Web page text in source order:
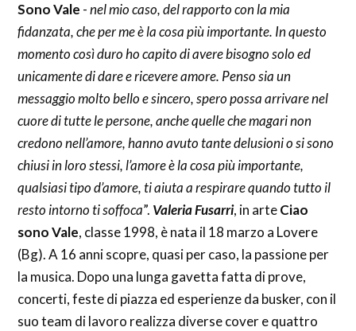
Sono Vale -nel mio caso, del rapporto con la mia
fidanzata, che per me è la cosa più importante. In questo
momento così duro ho capito di avere bisogno solo ed
unicamente di dare e ricevere amore. Penso sia un
messaggio molto bello e sincero, spero possa arrivare nel
cuore di tutte le persone, anche quelle che magari non
credono nell’amore, hanno avuto tante delusioni o si sono
chiusi in loro stessi, l’amore è la cosa più importante,
qualsiasi tipo d’amore, ti aiuta a respirare quando tutto il
resto intorno ti soffoca”. Valeria Fusarri, in arteCiao
sono Vale, classe 1998, è nata il 18 marzo a Lovere
(Bg). A 16 anni scopre, quasi per caso, la passione per
la musica. Dopo una lunga gavetta fatta di prove,
concerti, feste di piazza ed esperienze da busker, con il
suo team di lavoro realizza diverse cover e quattro